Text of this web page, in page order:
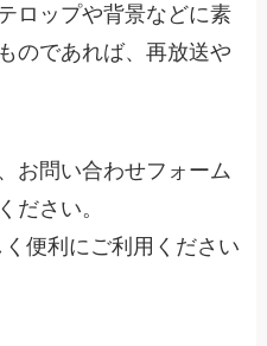
ロップや背景などに素
のであれば、再放送や
お問い合わせフォーム
ださい。
便利にご利用ください